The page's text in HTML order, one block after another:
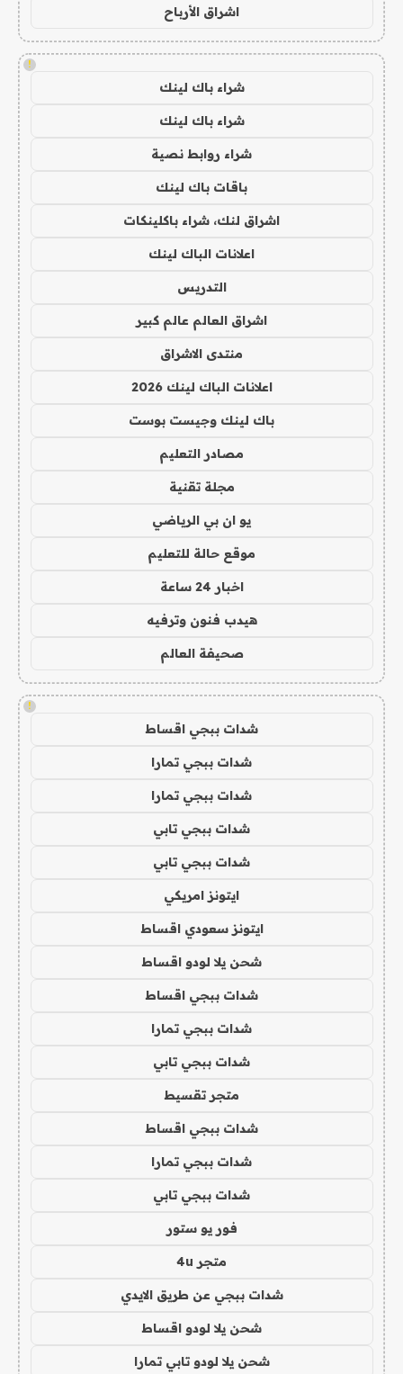
اشراق الأرباح
!
شراء باك لينك
شراء باك لينك
شراء روابط نصية
باقات باك لينك
اشراق لنك، شراء باكلينكات
اعلانات الباك لينك
التدريس
اشراق العالم عالم كبير
منتدى الاشراق
اعلانات الباك لينك 2026
باك لينك وجيست بوست
مصادر التعليم
مجلة تقنية
يو ان بي الرياضي
موقع حالة للتعليم
اخبار 24 ساعة
هيدب فنون وترفيه
صحيفة العالم
!
شدات ببجي اقساط
شدات ببجي تمارا
شدات ببجي تمارا
شدات ببجي تابي
شدات ببجي تابي
ايتونز امريكي
ايتونز سعودي اقساط
شحن يلا لودو اقساط
شدات ببجي اقساط
شدات ببجي تمارا
شدات ببجي تابي
متجر تقسيط
شدات ببجي اقساط
شدات ببجي تمارا
شدات ببجي تابي
فور يو ستور
متجر 4u
شدات ببجي عن طريق الايدي
شحن يلا لودو اقساط
شحن يلا لودو تابي تمارا